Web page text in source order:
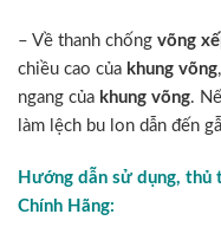
– Về thanh chống võng
chiều cao của khung võng
ngang của khung võng.
làm lệch bu lon dẫn đến
Hướng dẫn sử dụng, thủ
Chính Hãng: